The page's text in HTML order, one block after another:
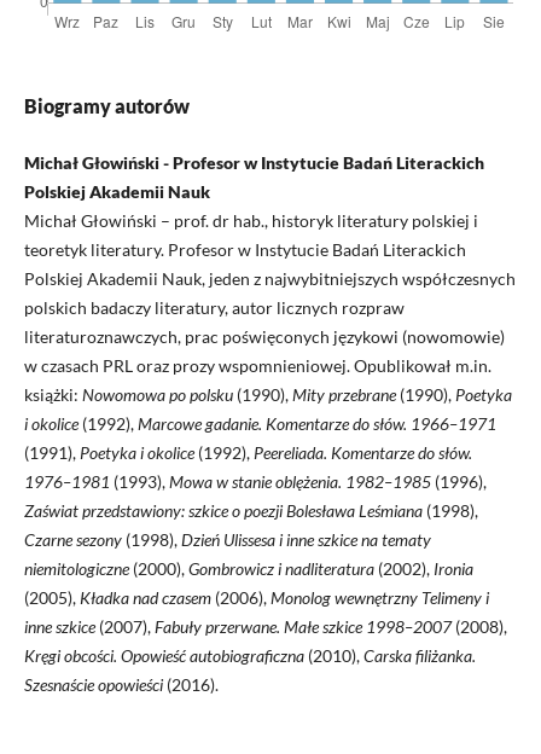
Biogramy autorów
Michał Głowiński - Profesor w Instytucie Badań Literackich
Polskiej Akademii Nauk
Michał Głowiński – prof. dr hab., historyk literatury polskiej i
teoretyk literatury. Profesor w Instytucie Badań Literackich
Polskiej Akademii Nauk, jeden z najwybitniejszych współczesnych
polskich badaczy literatury, autor licznych rozpraw
literaturoznawczych, prac poświęconych językowi (nowomowie)
w czasach PRL oraz prozy wspomnieniowej. Opublikował m.in.
książki: Nowomowa po polsku (1990),Mity przebrane(1990), Poetyka
i okolice(1992),Marcowe gadanie. Komentarze do słów. 1966–1971
(1991), Poetyka i okolice(1992), Peereliada. Komentarze do słów.
1976–1981 (1993),Mowa w stanie oblężenia. 1982–1985 (1996),
Zaświat przedstawiony: szkice o poezji Bolesława Leśmiana (1998),
Czarne sezony (1998),Dzień Ulissesa i inne szkice na tematy
niemitologiczne(2000),Gombrowicz i nadliteratura (2002), Ironia
(2005), Kładka nad czasem (2006),Monolog wewnętrzny Telimeny i
inne szkice(2007),Fabuły przerwane. Małe szkice 1998–2007(2008),
Kręgi obcości. Opowieść autobiograficzna (2010),Carska filiżanka.
Szesnaście opowieści (2016).